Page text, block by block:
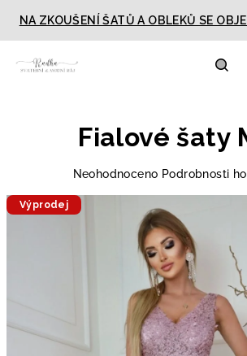
obsah
NA ZKOUŠENÍ ŠATŮ A OBLEKŮ SE
Fialové šaty
Průměrné
Neohodnoceno Podrobnosti
Výprodej